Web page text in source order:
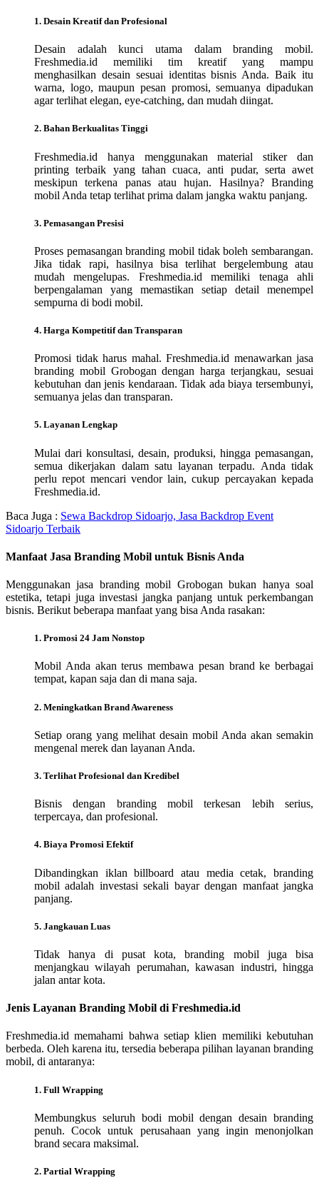
1. Desain Kreatif dan Profesional
Desain adalah kunci utama dalam branding mobil.
Freshmedia.id memiliki tim kreatif yang mampu
menghasilkan desain sesuai identitas bisnis Anda. Baik itu
warna, logo, maupun pesan promosi, semuanya dipadukan
agar terlihat elegan, eye-catching, dan mudah diingat.
2. Bahan Berkualitas Tinggi
Freshmedia.id hanya menggunakan material stiker dan
printing terbaik yang tahan cuaca, anti pudar, serta awet
meskipun terkena panas atau hujan. Hasilnya? Branding
mobil Anda tetap terlihat prima dalam jangka waktu panjang.
3. Pemasangan Presisi
Proses pemasangan branding mobil tidak boleh sembarangan.
Jika tidak rapi, hasilnya bisa terlihat bergelembung atau
mudah mengelupas. Freshmedia.id memiliki tenaga ahli
berpengalaman yang memastikan setiap detail menempel
sempurna di bodi mobil.
4. Harga Kompetitif dan Transparan
Promosi tidak harus mahal. Freshmedia.id menawarkan jasa
branding mobil Grobogan dengan harga terjangkau, sesuai
kebutuhan dan jenis kendaraan. Tidak ada biaya tersembunyi,
semuanya jelas dan transparan.
5. Layanan Lengkap
Mulai dari konsultasi, desain, produksi, hingga pemasangan,
semua dikerjakan dalam satu layanan terpadu. Anda tidak
perlu repot mencari vendor lain, cukup percayakan kepada
Freshmedia.id.
Baca Juga : Sewa Backdrop Sidoarjo, Jasa Backdrop Event
Sidoarjo Terbaik
Manfaat Jasa Branding Mobil untuk Bisnis Anda
Menggunakan jasa branding mobil Grobogan bukan hanya soal
estetika, tetapi juga investasi jangka panjang untuk perkembangan
bisnis. Berikut beberapa manfaat yang bisa Anda rasakan:
1. Promosi 24 Jam Nonstop
Mobil Anda akan terus membawa pesan brand ke berbagai
tempat, kapan saja dan di mana saja.
2. Meningkatkan Brand Awareness
Setiap orang yang melihat desain mobil Anda akan semakin
mengenal merek dan layanan Anda.
3. Terlihat Profesional dan Kredibel
Bisnis dengan branding mobil terkesan lebih serius,
terpercaya, dan profesional.
4. Biaya Promosi Efektif
Dibandingkan iklan billboard atau media cetak, branding
mobil adalah investasi sekali bayar dengan manfaat jangka
panjang.
5. Jangkauan Luas
Tidak hanya di pusat kota, branding mobil juga bisa
menjangkau wilayah perumahan, kawasan industri, hingga
jalan antar kota.
Jenis Layanan Branding Mobil di Freshmedia.id
Freshmedia.id memahami bahwa setiap klien memiliki kebutuhan
berbeda. Oleh karena itu, tersedia beberapa pilihan layanan branding
mobil, di antaranya:
1. Full Wrapping
Membungkus seluruh bodi mobil dengan desain branding
penuh. Cocok untuk perusahaan yang ingin menonjolkan
brand secara maksimal.
2. Partial Wrapping